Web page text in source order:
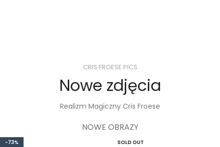
CRIS FROESE PICS
Nowe zdjęcia
Realizm Magiczny Cris Froese
NOWE OBRAZY
-73%
SOLD OUT